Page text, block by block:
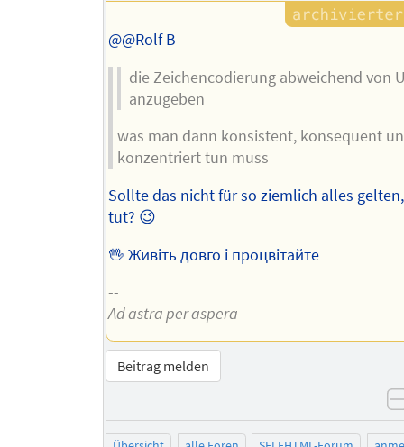
@@Rolf B
die Zeichencodierung abweichend von
anzugeben
was man dann konsistent, konsequent
konzentriert tun muss
Sollte das nicht für so ziemlich alles
tut? 😉
🖖 Живіть довго і процвітайте
--
Ad astra per aspera
Beitrag melden